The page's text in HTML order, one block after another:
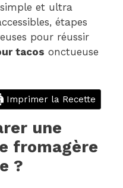
et ultra
étapes
pour réussir
tacos onctueuse
Imprimer la Recette
une
fromagère
?